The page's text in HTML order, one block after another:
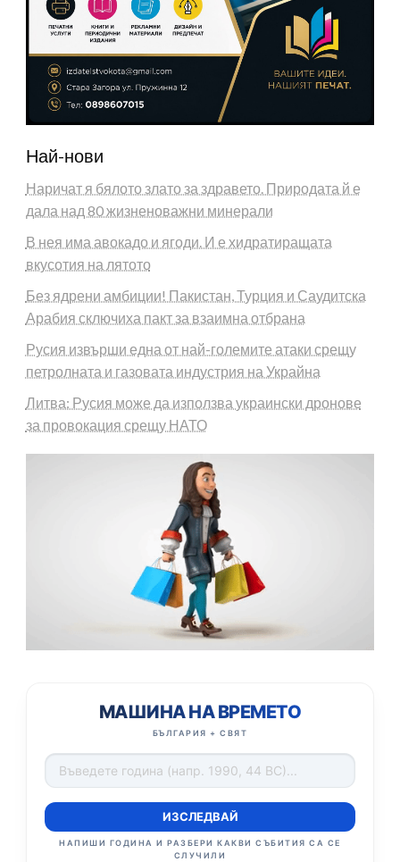
Най-нови
Наричат я бялото злато за здравето. Природата й е
дала над 80 жизненоважни минерали
В нея има авокадо и ягоди. И е хидратиращата
вкусотия на лятото
Без ядрени амбиции! Пакистан, Турция и Саудитска
Арабия сключиха пакт за взаимна отбрана
Русия извърши една от най-големите атаки срещу
петролната и газовата индустрия на Украйна
Литва: Русия може да използва украински дронове
за провокация срещу НАТО
МАШИНА НА ВРЕМЕТО
БЪЛГАРИЯ + СВЯТ
ИЗСЛЕДВАЙ
НАПИШИ ГОДИНА И РАЗБЕРИ КАКВИ СЪБИТИЯ СА СЕ
СЛУЧИЛИ